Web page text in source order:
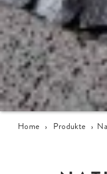
Home › Produkte ›